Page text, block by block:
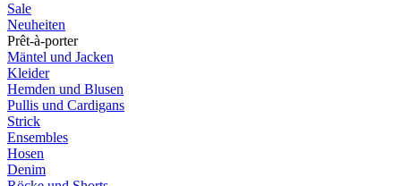
Sale
Neuheiten
Prêt-à-porter
Mäntel und Jacken
Kleider
Hemden und Blusen
Pullis und Cardigans
Strick
Ensembles
Hosen
Denim